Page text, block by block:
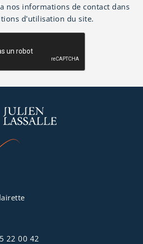
nos informations de contact dans
d'utilisation du site.
22 00 42